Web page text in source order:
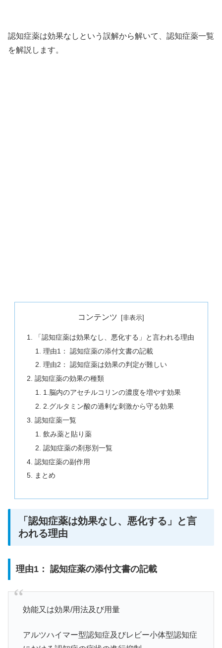
認知症薬は効果なしという誤解から解いて、認知症薬一覧
を解説します。
コンテンツ
「認知症薬は効果なし、悪化する」と言われる理由
理由1： 認知症薬の添付文書の記載
理由2： 認知症薬は効果の判定が難しい
認知症薬の効果の種類
1.脳内のアセチルコリンの濃度を増やす効果
2.グルタミン酸の過剰な刺激から守る効果
認知症薬一覧
飲み薬と貼り薬
認知症薬の剤形別一覧
認知症薬の副作用
まとめ
「認知症薬は効果なし、悪化する」と言
われる理由
理由1： 認知症薬の添付文書の記載
効能又は効果/用法及び用量
アルツハイマー型認知症及びレビー小体型認知症